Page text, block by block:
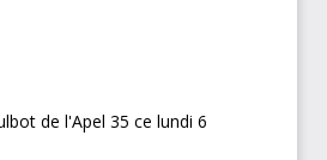
de l'Apel 35 ce lundi 6